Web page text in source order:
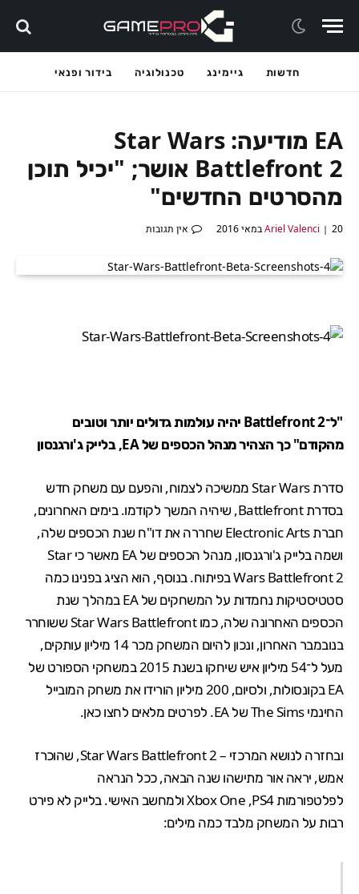
חדשות גיימינג טכנולוגיה בידור ופנאי
EA מודיעה: Star Wars
Battlefront 2 אושר; "יכיל תוכן
מהסרטים החדשים"
Ariel Valenci 20 במאי 2016 אין תגובות
"ל־Battlefront 2 יהיה עולמות גדולים יותר וטובים
מהקודם" כך הצהיר מנהל הכספים של EA, בלייק ג'ורגנסון
סדרת Star Wars ממשיכה לצמוח, והפעם עם משחק חדש
בסדרתBattlefront, שיהיה המשך לקודמו. בימים האחרונים,
חברת Electronic Arts שחררה את דו"ח שנת הכספים שלה,
ושמה בלייק ג'ורגנסון, מנהל הכספים של EA מאשר כי Star
Wars Battlefront 2 בפיתוח. בנוסף, הוא הציג בפנינו כמה
סטטיסטיקות נחמדות על המשחקים של EA במהלך שנת
הכספים האחרונה שלה, כמו Star Wars Battlefront ששוחרר
בנובמבר האחרון, ונכון להיום המשחק מכר 14 מיליון עותקים,
מעל ל־54 מיליון איש שיחקו בשנת 2015 במשחקי הספורט של
EA בקונסולות, ולסיום, 200 מיליון הורידו את משחק המובייל
החינמי The Sims של EA. לפרטים מלאים לחצו
כאן.
ובחזרה לנושא המרכזי – Star Wars Battlefront 2, שהוכרז
אמש, יראה אור מתישהו שנה הבאה, ככל הנראה
לפלטפורמות Xbox One ,PS4 ולמחשב האישי. בלייק לא פירט
רבות על המשחק מלבד כמה מילים: